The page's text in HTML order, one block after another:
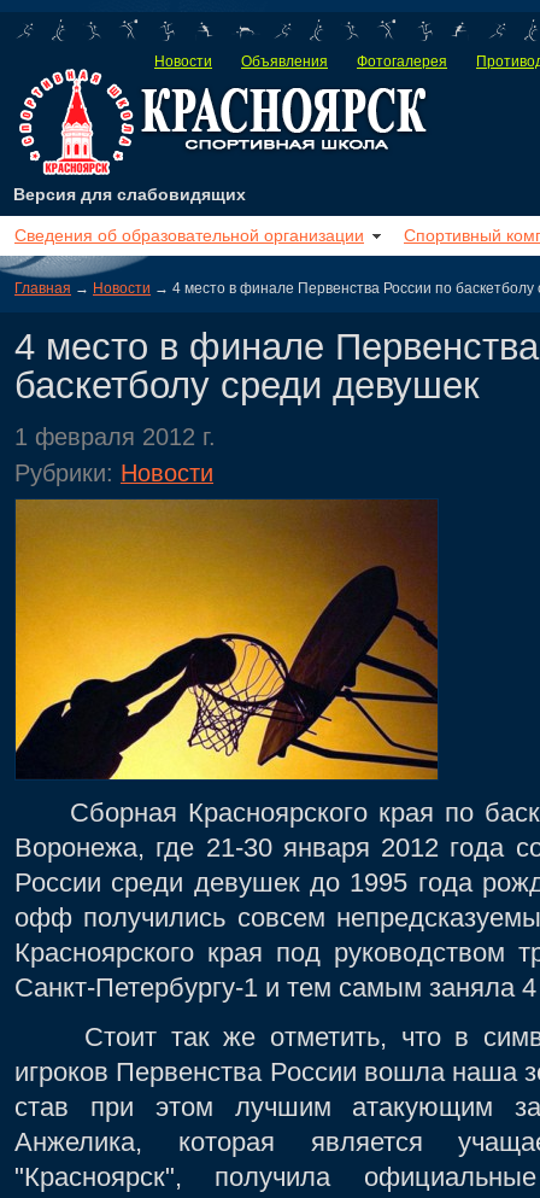
Новости Объявления Фотогалерея
Версия для слабовидящих
Сведения об образовательной организации Спортивный
Главная → Новости → 4 место в финале Первенства России по баскетболу
4 место в финале
баскетболу среди девушек
1 февраля 2012 г.
Рубрики: Новости
Сборная Красноярского края по
Воронежа, где 21-30 января 2012 года
России среди девушек до 1995 года
офф получились совсем
Красноярского края под руководством
Санкт-Петербургу-1 и тем самым заняла
Стоит так же отметить, что в
игроков Первенства России вошла наша
став при этом лучшим атакующим
Анжелика, которая является
"Красноярск", получила